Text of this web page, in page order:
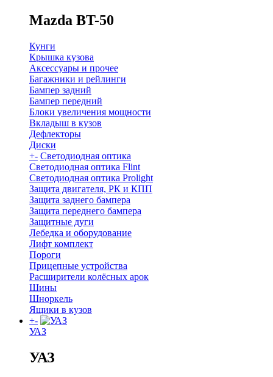
Mazda BT-50
Кунги
Крышка кузова
Аксессуары и прочее
Багажники и рейлинги
Бампер задний
Бампер передний
Блоки увеличения мощности
Вкладыш в кузов
Дефлекторы
Диски
+- Светодиодная оптика
Светодиодная оптика Flint
Светодиодная оптика Prolight
Защита двигателя, РК и КПП
Защита заднего бампера
Защита переднего бампера
Защитные дуги
Лебедка и оборудование
Лифт комплект
Пороги
Прицепные устройства
Расширители колёсных арок
Шины
Шноркель
Ящики в кузов
+-
УАЗ
УАЗ